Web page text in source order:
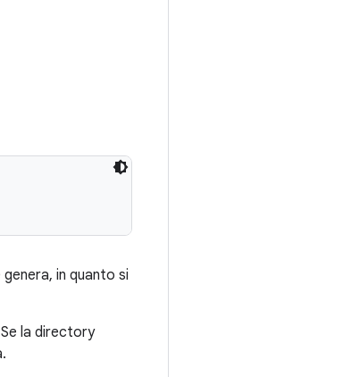
in quanto si
la directory